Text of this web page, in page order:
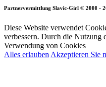
Partnervermittlung Slavic-Girl © 2000 -
Diese Website verwendet
verbessern. Durch die Nutzung
Verwendung von Cookies
Alles erlauben Akzeptieren Sie